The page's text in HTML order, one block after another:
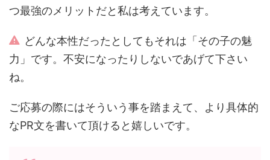
つ最強のメリットだと私は考えています。
どんな本性だったとしてもそれは「その子の魅
力」です。不安になったりしないであげて下さい
ね。
ご応募の際にはそういう事を踏まえて、より具体的
なPR文を書いて頂けると嬉しいです。